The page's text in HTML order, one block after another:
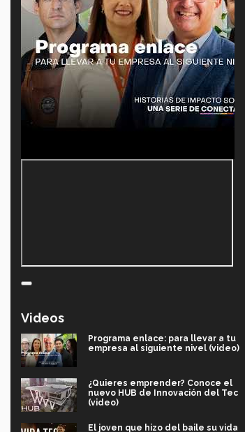
Videos
Programa enlace: para llevar a tu
empresa al siguiente nivel (video)
¿Quieres emprender? Conoce el
nuevo HUB de Innovación del Tec
(video)
El joven que hizo del baile su vida